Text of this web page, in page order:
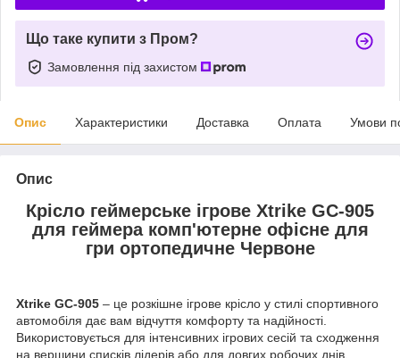
Що таке купити з Пром?
Замовлення під захистом
Опис Характеристики Доставка Оплата Умови
Опис
Крісло геймерське ігрове Xtrike GC-905
для геймера комп'ютерне офісне для
гри ортопедичне Червоне
Xtrike GC-905 – це розкішне ігрове крісло у стилі спортивного
автомобіля дає вам відчуття комфорту та надійності.
Використовується для інтенсивних ігрових сесій та сходження
на вершини списків лідерів або для довгих робочих днів.